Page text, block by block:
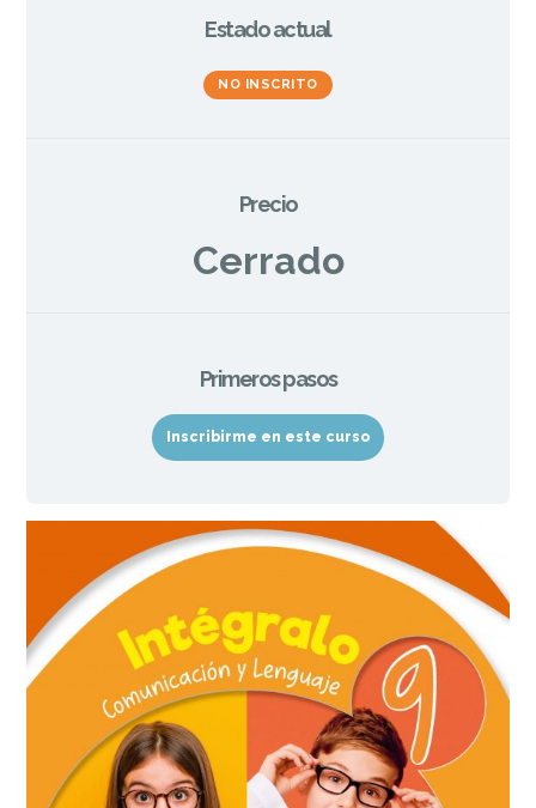
Estado actual
NO INSCRITO
Precio
Cerrado
Primeros pasos
Inscribirme en este curso